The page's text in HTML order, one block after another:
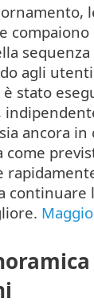
compaiono
agli
stato
ancora in
come
continuare